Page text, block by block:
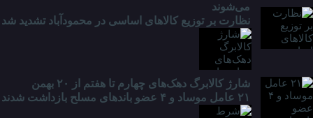
می‌شوند
نظارت بر توزیع کالا‌های اساسی در محمودآباد تشدید شد
شارژ کالابرگ دهک‌های چهارم تا هفتم از ۲۰ بهمن
۲۱ عامل موساد و ۴ عضو باند‌های مسلح بازداشت شدند